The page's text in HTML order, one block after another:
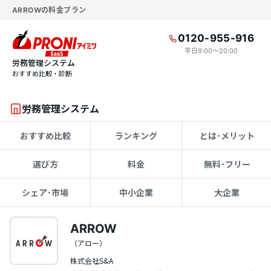
ARROWの料金プラン
0120-955-916
平日9:00〜20:00
労務管理システム
おすすめ比較・診断
労務管理システム
おすすめ比較 ランキング とは･メリット
選び方 料金 無料･フリー
シェア･市場 中小企業 大企業
ARROW
（アロー）
株式会社S&A